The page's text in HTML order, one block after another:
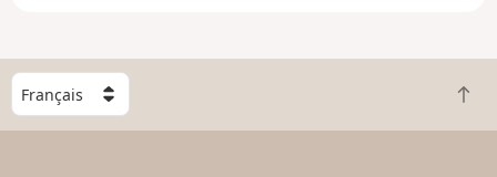
g
n
C
h
o
R
e